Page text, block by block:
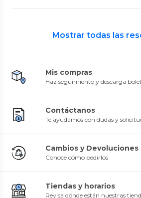
Mostrar todas las
Mis compras
Haz seguimiento y descarga
Contáctanos
Te ayudamos con dudas y
Cambios y Devoluciones
Conoce cómo pedirlos
Tiendas y horarios
Revisa dónde están nuestras